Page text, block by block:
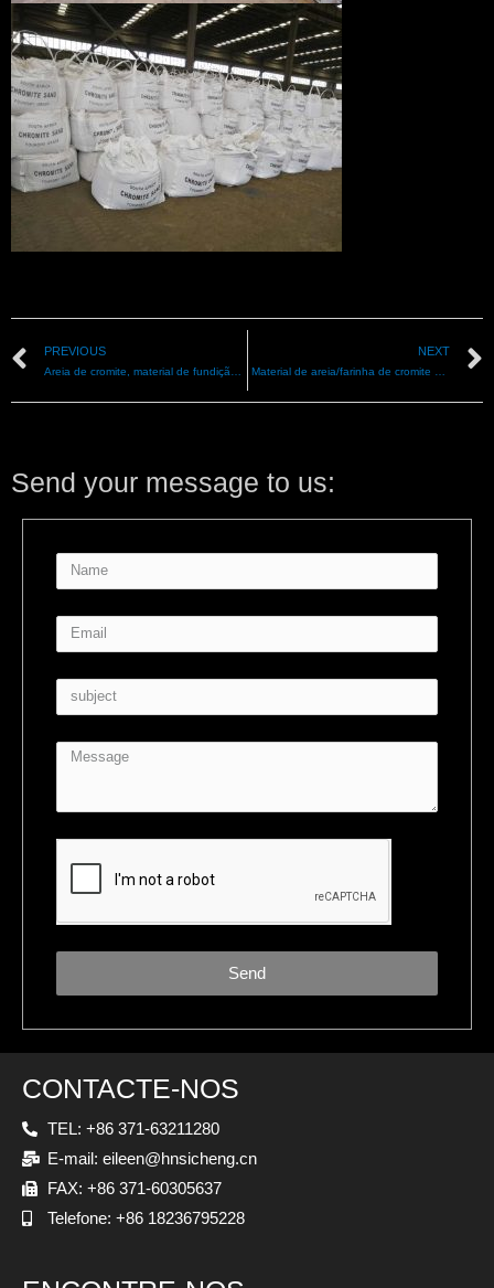
PREVIOUS NEXT
Send your message to us:
Send
CONTACTE-NOS
TEL: +86 371-63211280
E-mail: eileen@hnsicheng.cn
FAX: +86 371-60305637
Telefone: +86 18236795228